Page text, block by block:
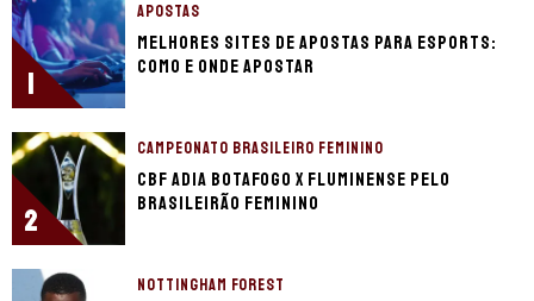
1
APOSTAS
Melhores sites de apostas para eSports:
como e onde apostar
2
CAMPEONATO BRASILEIRO FEMININO
CBF adia Botafogo x Fluminense pelo
Brasileirão Feminino
NOTTINGHAM FOREST